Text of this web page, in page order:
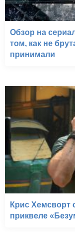
Обзор на
том, как не
принимали
Крис Хемсворт
приквеле